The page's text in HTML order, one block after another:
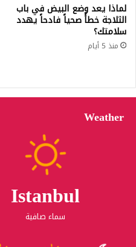
لماذا يعد وضع البيض في باب
الثلاجة خطأً صحياً فادحاً يهدد
سلامتك؟
منذ 5 أيام
Weather
Istanbul
سماء صافية